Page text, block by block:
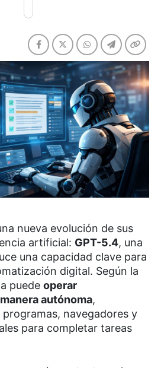
nueva evolución de sus
artificial: GPT-5.4, una
una capacidad clave para
digital. Según la
puede operar
autónoma,
navegadores y
para completar tareas